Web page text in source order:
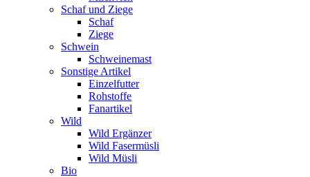
Schaf und Ziege
Schaf
Ziege
Schwein
Schweinemast
Sonstige Artikel
Einzelfutter
Rohstoffe
Fanartikel
Wild
Wild Ergänzer
Wild Fasermüsli
Wild Müsli
Bio